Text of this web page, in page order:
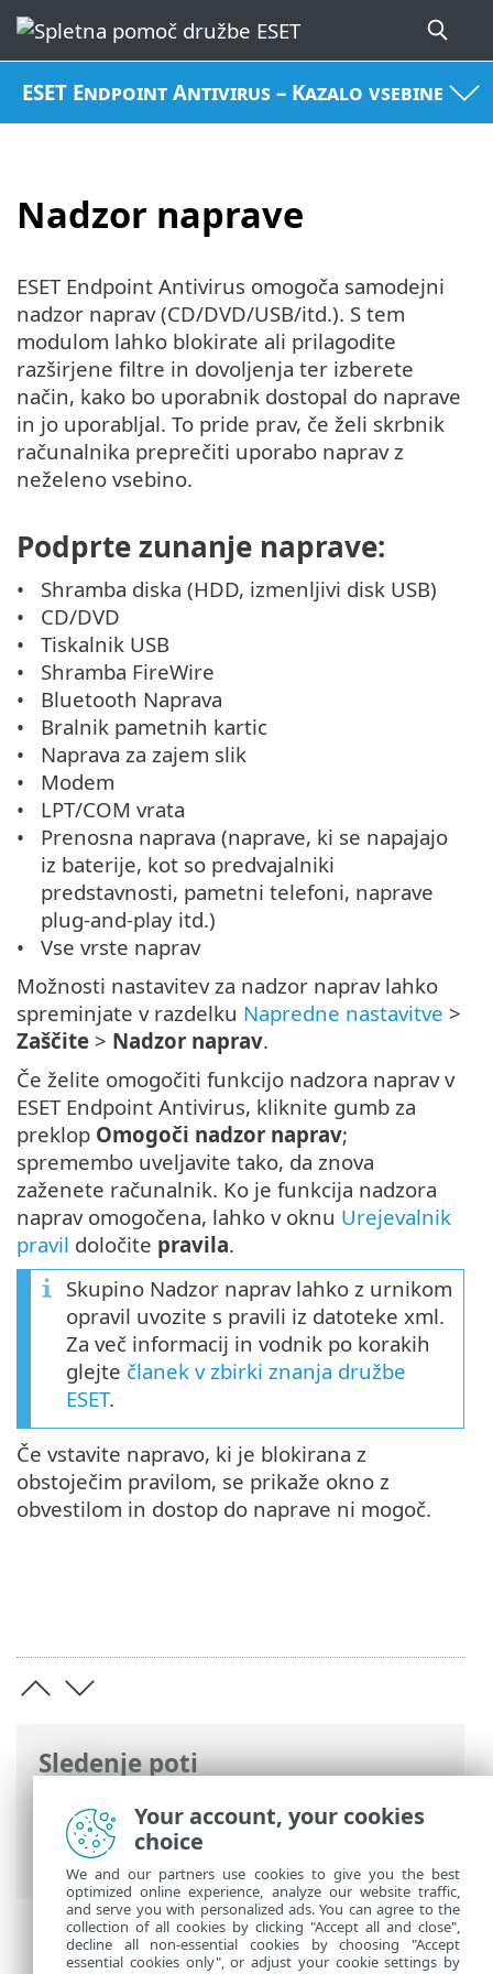
ESET Endpoint Antivirus – Kazalo vsebine
Nadzor naprave
Sledenje poti
Spletna pomoč družbe ESET>ESET
Endpoint Antivirus
Napredne nastavitve
Zaščite > Nadzor naprav
ESET Endpoint Antivirus omogoča samodejni
nadzor naprav (CD/DVD/USB/itd.). S tem
modulom lahko blokirate ali prilagodite
razširjene filtre in dovoljenja ter izberete
način, kako bo uporabnik dostopal do naprave
in jo uporabljal. To pride prav, če želi skrbnik
računalnika preprečiti uporabo naprav z
neželeno vsebino.
Podprte zunanje naprave:
Shramba diska (HDD, izmenljivi disk USB)
CD/DVD
Tiskalnik USB
Shramba FireWire
Bluetooth Naprava
Bralnik pametnih kartic
Naprava za zajem slik
Modem
LPT/COM vrata
Prenosna naprava (naprave, ki se napajajo
iz baterije, kot so predvajalniki
predstavnosti, pametni telefoni, naprave
plug-and-play itd.)
Vse vrste naprav
Možnosti nastavitev za nadzor naprav lahko
spreminjate v razdelku Napredne nastavitve >
Zaščite > Nadzor naprav.
Če želite omogočiti funkcijo nadzora naprav v
ESET Endpoint Antivirus, kliknite gumb za
preklop Omogoči nadzor naprav;
spremembo uveljavite tako, da znova
zaženete računalnik. Ko je funkcija nadzora
naprav omogočena, lahko v oknu Urejevalnik
pravil določite pravila.
Skupino Nadzor naprav lahko z urnikom
opravil uvozite s pravili iz datoteke xml.
Za več informacij in vodnik po korakih
glejte članek v zbirki znanja družbe
ESET.
Če vstavite napravo, ki je blokirana z
obstoječim pravilom, se prikaže okno z
obvestilom in dostop do naprave ni mogoč.
Your account, your cookies
choice
We and our partners use cookies to give you the best
optimized online experience, analyze our website traffic,
and serve you with personalized ads. You can agree to the
collection of all cookies by clicking "Accept all and close",
decline all non-essential cookies by choosing "Accept
essential cookies only", or adjust your cookie settings by